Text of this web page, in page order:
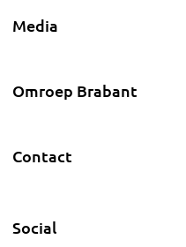
Media
Omroep Brabant
Contact
Social